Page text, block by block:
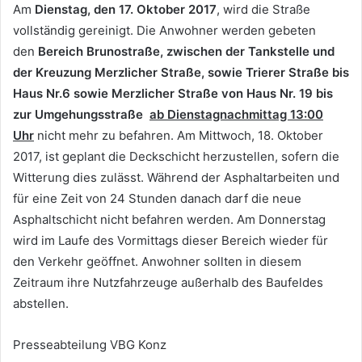
Am Dienstag, den 17. Oktober 2017, wird die Straße
vollständig gereinigt. Die Anwohner werden gebeten
den Bereich Brunostraße, zwischen der Tankstelle und
der Kreuzung Merzlicher Straße, sowie Trierer Straße bis
Haus Nr.6 sowie Merzlicher Straße von Haus Nr. 19 bis
zur Umgehungsstraße ab Dienstagnachmittag 13:00
Uhr nicht mehr zu befahren. Am Mittwoch, 18. Oktober
2017, ist geplant die Deckschicht herzustellen, sofern die
Witterung dies zulässt. Während der Asphaltarbeiten und
für eine Zeit von 24 Stunden danach darf die neue
Asphaltschicht nicht befahren werden. Am Donnerstag
wird im Laufe des Vormittags dieser Bereich wieder für
den Verkehr geöffnet. Anwohner sollten in diesem
Zeitraum ihre Nutzfahrzeuge außerhalb des Baufeldes
abstellen.
Presseabteilung VBG Konz